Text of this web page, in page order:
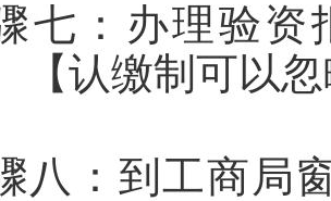
七：办理验资
【认缴制可以
八：到工商局